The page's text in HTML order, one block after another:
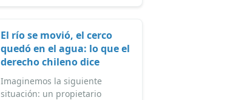
El río se movió, el cerco
quedó en el agua: lo que el
derecho chileno dice
Imaginemos la siguiente
situación: un propietario